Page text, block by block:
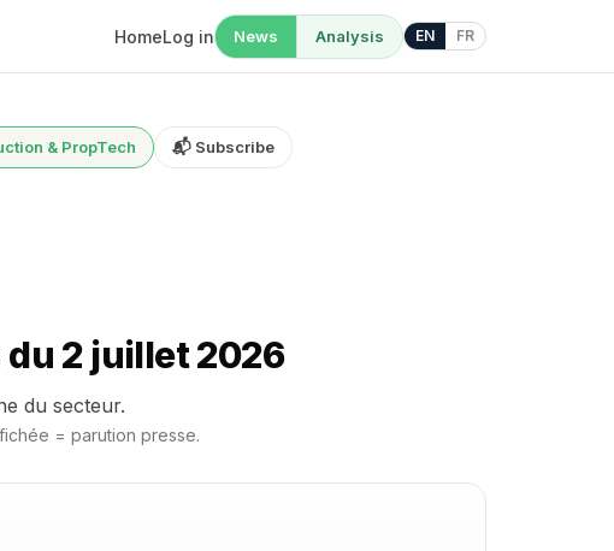
HomeLog in News Analysis EN FR
& PropTech 📬 Subscribe
2 juillet 2026
du secteur.
= parution presse.